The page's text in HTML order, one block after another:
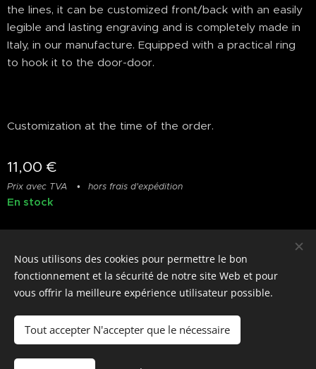
the lines, it can be customized front/back with an easily
legible and lasting engraving and is completely made in
Italy, in our manufacture. Equipped with a practical ring
to hook it to the door-door.
Customization at the time of the order.
11,00 €
Prix avec TVA hors frais d'expédition
En stock
© photostylist.it- 2026 All rights reserved Cookies
Langues
Nous utilisons des cookies pour permettre le bon
fonctionnement et la sécurité de notre site Web et pour
vous offrir la meilleure expérience utilisateur possible.
Tout accepter N'accepter que le nécessaire